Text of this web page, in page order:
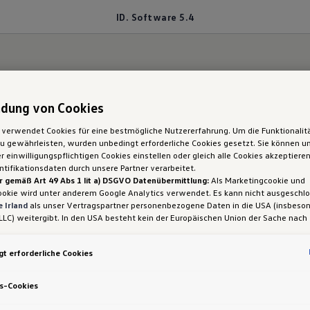
ID. Software 5.4
ID.
5.4.0
der Türfunktionen – auch bei wechselnden
des Updates kontaktieren, um weitere Anpassungen
Ohne dieses Update kann es zu Funktionsstörungen
von Cookies
verwendet Cookies für eine bestmögliche Nutzererfahrung. Um die
gewährleisten, wurden unbedingt erforderliche Cookies gesetzt. Sie können
einwilligungspflichtigen Cookies einstellen oder gleich alle Cookies
durch unsere Partner verarbeitet.
gemäß Art 49 Abs 1 lit a) DSGVO Datenübermittlung:Als Marketingcookie und
wird unter anderem Google Analytics verwendet. Es kann nicht
Irland als unser Vertragspartner personenbezogene Daten in die USA
weitergibt. In den USA besteht kein der Europäischen Union der Sache nach
durchsetzen können, in den USA keine Datenschutzgrundsätze bestehen,
können, wobei Eingriffe in Ihre persönlichen Rechte und Freiheiten nicht
beschränkt sind.
erforderliche Cookies
Cookies